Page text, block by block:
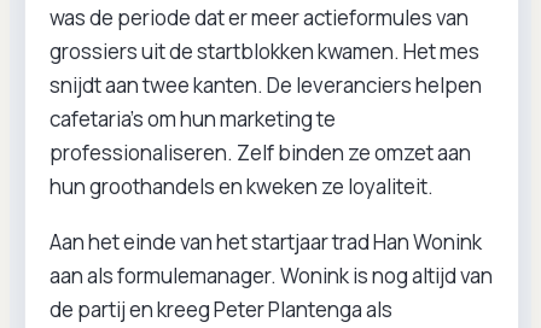
was de periode dat er meer actieformules van
grossiers uit de startblokken kwamen. Het mes
snijdt aan twee kanten. De leveranciers helpen
cafetaria’s om hun marketing te
professionaliseren. Zelf binden ze omzet aan
hun groothandels en kweken ze loyaliteit.
Aan het einde van het startjaar trad Han Wonink
aan als formulemanager. Wonink is nog altijd van
de partij en kreeg Peter Plantenga als